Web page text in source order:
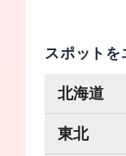
スポット
北海道
東北